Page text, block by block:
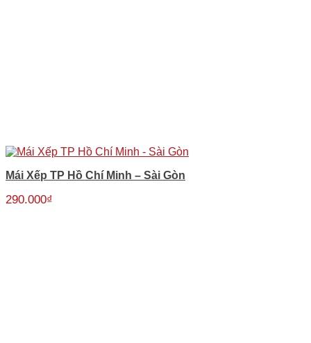
Mái Xếp TP Hồ Chí Minh – Sài Gòn
290.000₫